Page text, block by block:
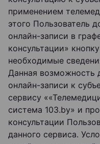
применением
этого Пользователь
онлайн-записи в
консультации»
необходимые
Данная возможность
онлайн-записи к
сервису
система 103.by» и
консультации
данного сервиса.